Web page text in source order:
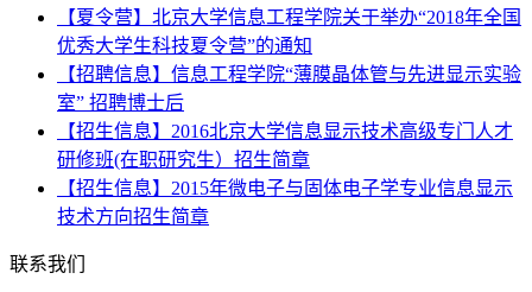
【夏令营】北京大学信息工程学院关于举办“2018年全国
优秀大学生科技夏令营”的通知
【招聘信息】信息工程学院“薄膜晶体管与先进显示实验
室” 招聘博士后
【招生信息】2016北京大学信息显示技术高级专门人才
研修班(在职研究生）招生简章
【招生信息】2015年微电子与固体电子学专业信息显示
技术方向招生简章
联系我们